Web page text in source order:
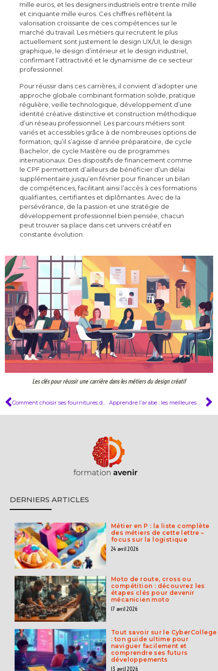
mille euros, et les designers industriels entre trente mille
et cinquante mille euros. Ces chiffres reflètent la
valorisation croissante de ces compétences sur le
marché du travail. Les métiers qui recrutent le plus
actuellement sont justement le design UX/UI, le design
graphique, le design d’intérieur et le design industriel,
confirmant l’attractivité et le dynamisme de ce secteur
professionnel.
Pour réussir dans ces carrières, il convient d’adopter une
approche globale combinant formation solide, pratique
régulière, veille technologique, développement d’une
identité créative distinctive et construction méthodique
d’un réseau professionnel. Les parcours métiers sont
variés et accessibles grâce à de nombreuses options de
formation, qu’il s’agisse d’année préparatoire, de cycle
Bachelor, de cycle Mastère ou de programmes
internationaux. Des dispositifs de financement comme
le CPF permettent d’ailleurs de bénéficier d’un délai
supplémentaire jusqu’en février pour financer un bilan
de compétences, facilitant ainsi l’accès à ces formations
qualifiantes, certifiantes et diplômantes. Avec de la
persévérance, de la passion et une stratégie de
développement professionnel bien pensée, chacun
peut trouver sa place dans cet univers créatif en
constante évolution.
Les clés pour réussir une carrière dans les métiers du design créatif
DERNIERS ARTICLES
Métier en P : la liste complète
des métiers de cette lettre –
focus sur la logistique
24 avril 2026
Moto de route, cross ou
compétition : découvrez les
étapes clés pour devenir
mécanicien moto
17 avril 2026
Tout savoir sur le CyberCollege
: ton guide ultime pour
naviguer facilement et
comprendre ses futurs
développements
13 avril 2026